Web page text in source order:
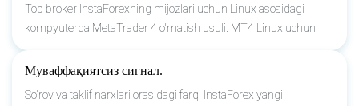
Top broker InstaForexning mijozlari uchun Linux asosidagi
kompyuterda MetaTrader 4 o'rnatish usuli. MT4 Linux uchun.
Муваффақиятсиз сигнал.
So'rov va taklif narxlari orasidagi farq, InstaForex yangi